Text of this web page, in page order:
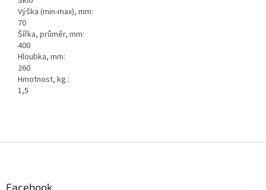
Výška (min-max), mm:
70
Šířka, průměr, mm:
400
Hloubka, mm:
260
Hmotnost, kg.:
1,5
Facebook